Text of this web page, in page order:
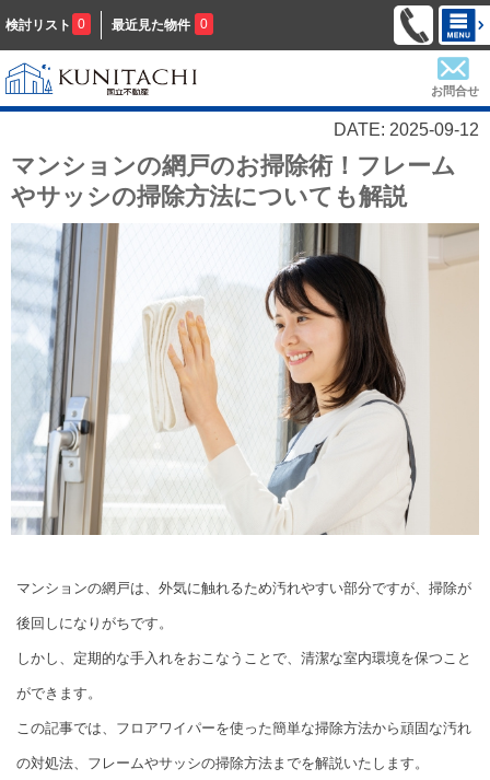
検討リスト 0 最近見た物件 0
お問合せ
DATE: 2025-09-12
マンションの網戸のお掃除術！フレーム
やサッシの掃除方法についても解説
マンションの網戸は、外気に触れるため汚れやすい部分ですが、掃除が
後回しになりがちです。
しかし、定期的な手入れをおこなうことで、清潔な室内環境を保つこと
ができます。
この記事では、フロアワイパーを使った簡単な掃除方法から頑固な汚れ
の対処法、フレームやサッシの掃除方法までを解説いたします。